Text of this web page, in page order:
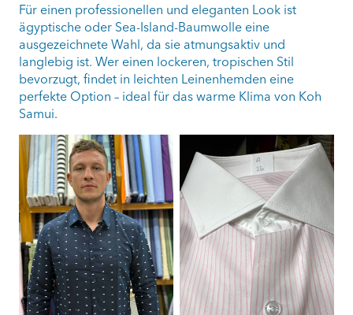
Für einen professionellen und eleganten Look ist
ägyptische oder Sea-Island-Baumwolle eine
ausgezeichnete Wahl, da sie atmungsaktiv und
langlebig ist. Wer einen lockeren, tropischen Stil
bevorzugt, findet in leichten Leinenhemden eine
perfekte Option – ideal für das warme Klima von Koh
Samui.